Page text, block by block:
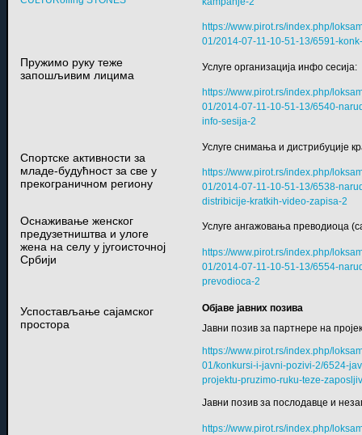
https://www.pirot.rs/index.php/
01/2014-07-11-10-51-13/6591-
Услуге организација инфо сесија:
https://www.pirot.rs/index.php/
01/2014-07-11-10-51-13/6540-
info-sesija-2
Услуге снимања и дистрибуције
https://www.pirot.rs/index.php/
01/2014-07-11-10-51-13/6538-
distribicije-kratkih-video-zapisa-2
Услуге ангажовања преводиоца
https://www.pirot.rs/index.php/
01/2014-07-11-10-51-13/6554-
prevodioca-2
Објаве јавних позива
Јавни позив за партнере на
https://www.pirot.rs/index.php/
01/konkursi-i-javni-pozivi-2/6524-
projektu-pruzimo-ruku-teze-
Јавни позив за послодавце и
https://www.pirot.rs/index.php/
Пружимо руку теже
запошљивим лицима
Спортске активности за
младе-будућност за све у
прекограничном региону
Оснаживање женског
предузетништва и улоге
жена на селу у југоисточној
Србији
Успостављање сајамског
простора